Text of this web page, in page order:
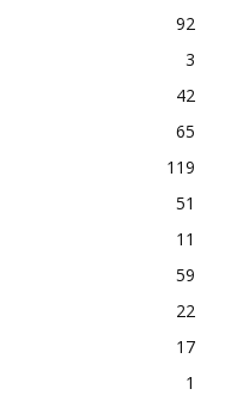
92
3
42
65
119
51
11
59
22
17
1